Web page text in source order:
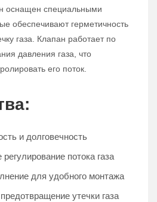
оснащен специальными
обеспечивают герметичность
газа. Клапан работает по
давления газа, что
его поток.
и долговечность
потока газа
для удобного монтажа
утечки газа